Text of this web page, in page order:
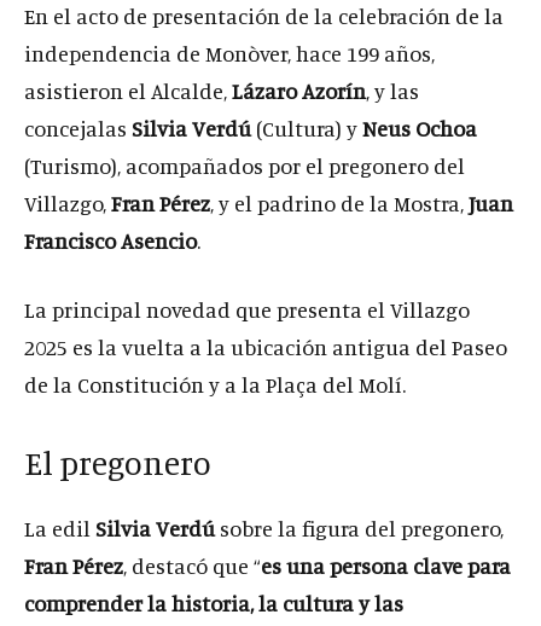
En el acto de presentación de la celebración de la
independencia de Monòver, hace 199 años,
asistieron el Alcalde,Lázaro Azorín, y las
concejalas Silvia Verdú(Cultura) yNeus Ochoa
(Turismo), acompañados por el pregonero del
Villazgo,Fran Pérez, y el padrino de la Mostra,Juan
Francisco Asencio.
La principal novedad que presenta el Villazgo
2025 es la vuelta a la ubicación antigua del Paseo
de la Constitución y a la Plaça del Molí.
El pregonero
La edil Silvia Verdúsobre la figura del pregonero,
Fran Pérez, destacó que “es una persona clave para
comprender la historia, la cultura y las